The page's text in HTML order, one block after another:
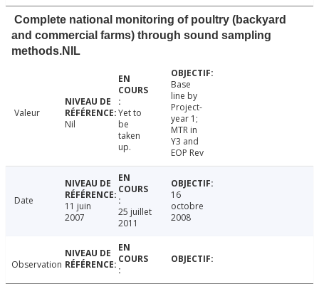
Complete national monitoring of poultry (backyard
and commercial farms) through sound sampling
methods.NIL
Valeur
Nil
Yet to
be
taken
up.
Base
line by
Project-
year 1;
MTR in
Y3 and
EOP Rev
Date
11 juin
2007
25 juillet
2011
16
octobre
2008
Observation